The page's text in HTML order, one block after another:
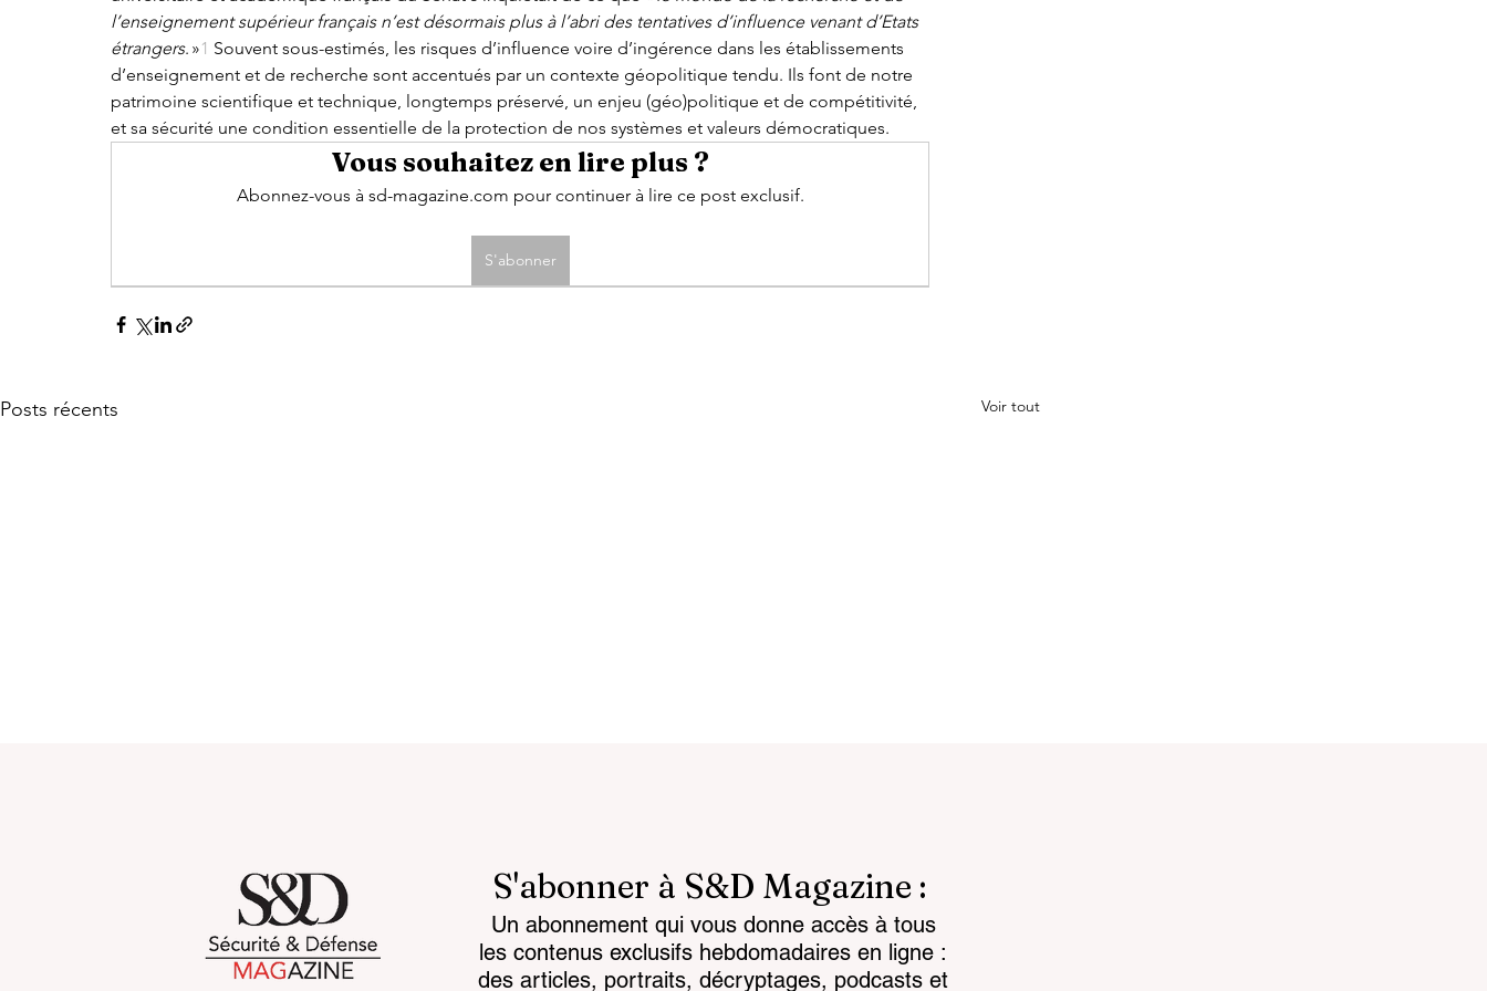
l’enseignement supérieur français n’est désormais plus à l’abri des tentatives d’influence venant d’Etats
étrangers. »1 Souvent sous-estimés, les risques d’influence voire d’ingérence dans les établissements
d’enseignement et de recherche sont accentués par un contexte géopolitique tendu. Ils font de notre
patrimoine scientifique et technique, longtemps préservé, un enjeu (géo)politique et de compétitivité,
et sa sécurité une condition essentielle de la protection de nos systèmes et valeurs démocratiques.
Vous souhaitez en lire plus ?
Abonnez-vous à sd-magazine.com pour continuer à lire ce post exclusif.
S'abonner
Posts récents Voir tout
resilience : rebuilding
Space sovereignty: from
awareness to strategic
Customs 2030: a new era
takes shape
S'abonner à S&D Magazine :
Un abonnement qui vous donne accès à tous
les contenus exclusifs hebdomadaires en ligne :
des articles, portraits, décryptages, podcasts et